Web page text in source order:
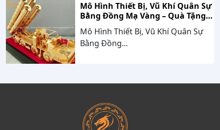
Mô Hình Thiết Bị, Vũ Khí Quân Sự
Bằng Đồng Mạ Vàng – Quà Tặng
Cao Cấp Mang Dấu Ấn Sức Mạnh
Và Niềm Tự Hào Dân Tộc
Mô Hình Thiết Bị, Vũ Khí Quân Sự
Bằng Đồng...